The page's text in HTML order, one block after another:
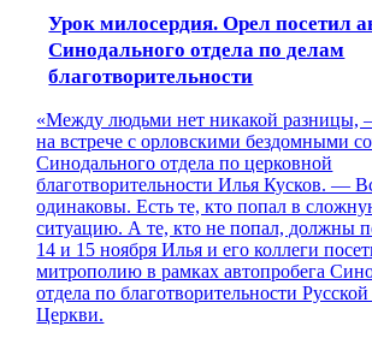
Урок милосердия. Орел посетил
Синодального отдела по делам
благотворительности
«Между людьми нет никакой разницы,
на встрече с орловскими бездомными
Синодального отдела по церковной
благотворительности Илья Кусков. —
одинаковы. Есть те, кто попал в
ситуацию. А те, кто не попал, должны
14 и 15 ноября Илья и его коллеги
митрополию в рамках автопробега
отдела по благотворительности
Церкви.